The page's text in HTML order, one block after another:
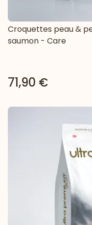
Croquettes peau &
saumon - Care
71,90 €